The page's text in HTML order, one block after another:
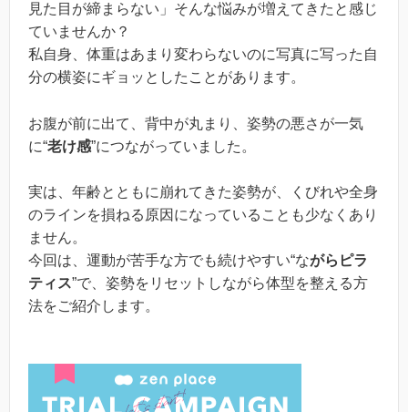
見た目が締まらない」そんな悩みが増えてきたと感じ
ていませんか？
私自身、体重はあまり変わらないのに写真に写った自
分の横姿にギョッとしたことがあります。
お腹が前に出て、背中が丸まり、姿勢の悪さが一気
に“老け感”につながっていました。
実は、年齢とともに崩れてきた姿勢が、くびれや全身
のラインを損ねる原因になっていることも少なくあり
ません。
今回は、運動が苦手な方でも続けやすい“ながらピラ
ティス”で、姿勢をリセットしながら体型を整える方
法をご紹介します。